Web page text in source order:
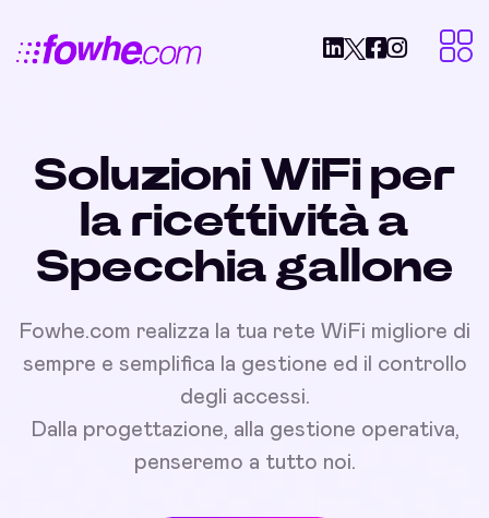
Soluzioni WiFi per
la ricettività a
Specchia gallone
Fowhe.com realizza la tua rete WiFi migliore di
sempre e semplifica la gestione ed il controllo
degli accessi.
Dalla progettazione, alla gestione operativa,
penseremo a tutto noi.